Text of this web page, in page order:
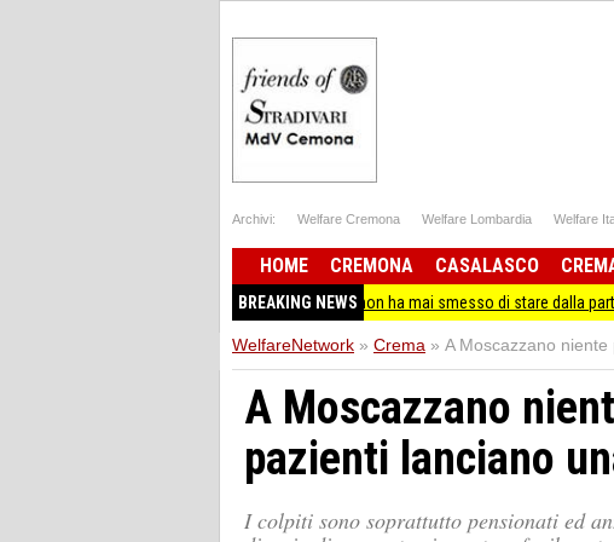
Archivi: Welfare Cremona Welfare Lombardia Welfare
HOME CREMONA CASALASCO
BREAKING NEWS
Guccini, Schlein: non ha mai smesso di stare dalla parte degli
WelfareNetwork » Crema » A Moscazzano
A Moscazzano
pazienti lanciano
I colpiti sono soprattutto pensionati ed